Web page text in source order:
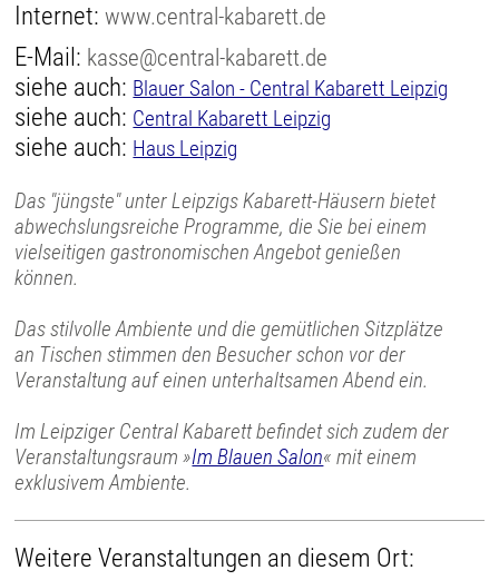
Internet:www.central-kabarett.de
E-Mail: kasse@central-kabarett.de
siehe auch: Blauer Salon - Central Kabarett Leipzig
siehe auch: Central Kabarett Leipzig
siehe auch: Haus Leipzig
Das "jüngste" unter Leipzigs Kabarett-Häusern bietet
abwechslungsreiche Programme, die Sie bei einem
vielseitigen gastronomischen Angebot genießen
können.
Das stilvolle Ambiente und die gemütlichen Sitzplätze
an Tischen stimmen den Besucher schon vor der
Veranstaltung auf einen unterhaltsamen Abend ein.
Im Leipziger Central Kabarett befindet sich zudem der
Veranstaltungsraum »Im Blauen Salon« mit einem
exklusivem Ambiente.
Weitere Veranstaltungen an diesem Ort: